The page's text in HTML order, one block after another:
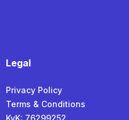
Legal
Privacy Policy
Terms & Conditions
KvK: 76299252